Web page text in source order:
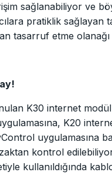
sağlanabiliyor ve
pratiklik sağlayan
tasarruf etme
K30 internet
K20
uygulamasına
kontrol
kullanıldığında